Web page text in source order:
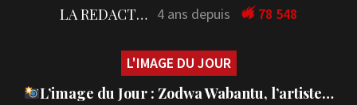
LA REDACTION 4 ans depuis 78 548
L'IMAGE DU JOUR
L’image du Jour : Zodwa Wabantu, l’artiste…